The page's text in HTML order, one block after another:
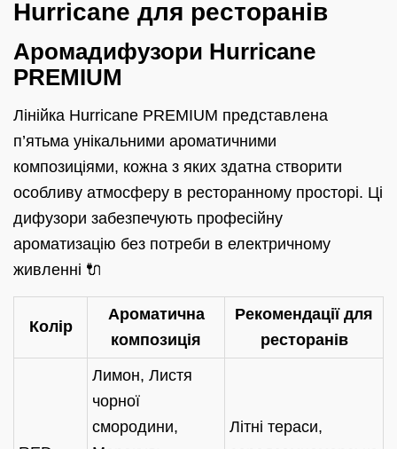
Hurricane для ресторанів
Аромадифузори Hurricane
PREMIUM
Лінійка Hurricane PREMIUM представлена
п’ятьма унікальними ароматичними
композиціями, кожна з яких здатна створити
особливу атмосферу в ресторанному просторі. Ці
дифузори забезпечують професійну
ароматизацію без потреби в електричному
живленні 🔌
Колір
Ароматична
композиція
Рекомендації для
ресторанів
Лимон, Листя
чорної
смородини,
Літні тераси,